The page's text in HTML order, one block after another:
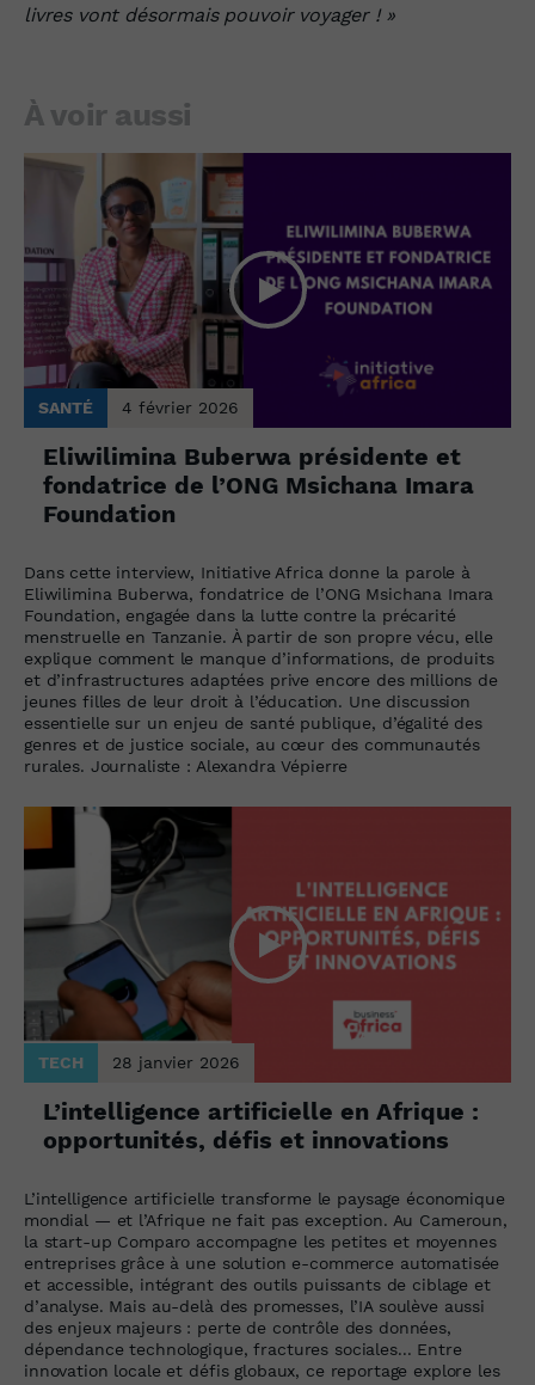
livres vont désormais pouvoir voyager ! »
À voir aussi
SANTÉ 4 février 2026
Eliwilimina Buberwa présidente et
fondatrice de l’ONG Msichana Imara
Foundation
Dans cette interview, Initiative Africa donne la parole à
Eliwilimina Buberwa, fondatrice de l’ONG Msichana Imara
Foundation, engagée dans la lutte contre la précarité
menstruelle en Tanzanie. À partir de son propre vécu, elle
explique comment le manque d’informations, de produits
et d’infrastructures adaptées prive encore des millions de
jeunes filles de leur droit à l’éducation. Une discussion
essentielle sur un enjeu de santé publique, d’égalité des
genres et de justice sociale, au cœur des communautés
rurales. Journaliste : Alexandra Vépierre
TECH 28 janvier 2026
L’intelligence artificielle en Afrique :
opportunités, défis et innovations
L’intelligence artificielle transforme le paysage économique
mondial — et l’Afrique ne fait pas exception. Au Cameroun,
la start-up Comparo accompagne les petites et moyennes
entreprises grâce à une solution e-commerce automatisée
et accessible, intégrant des outils puissants de ciblage et
d’analyse. Mais au-delà des promesses, l’IA soulève aussi
des enjeux majeurs : perte de contrôle des données,
dépendance technologique, fractures sociales... Entre
innovation locale et défis globaux, ce reportage explore les